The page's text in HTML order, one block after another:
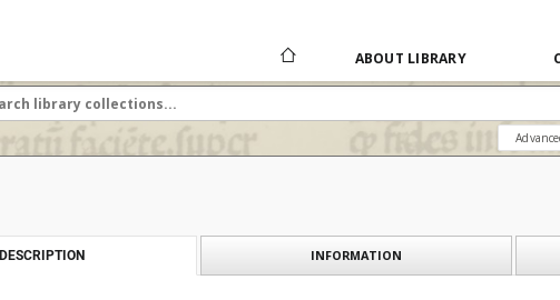
ABOUT LIBRARY
DESCRIPTION INFORMATION